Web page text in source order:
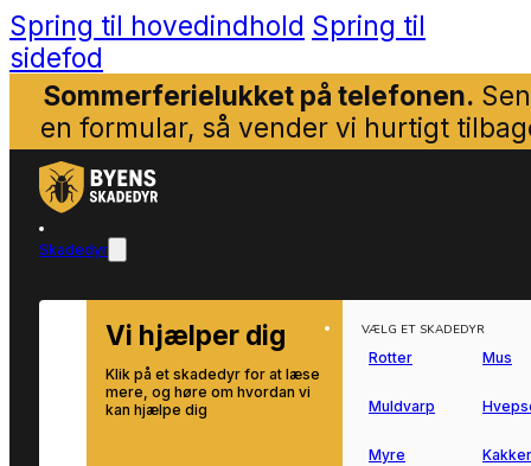
Spring til hovedindhold Spring til
sidefod
Sommerferielukket på telefonen.
en formular, så vender vi hurtigt
Skadedyr
Vi hjælper dig
Klik på et skadedyr for at læse
mere, og høre om hvordan vi
kan hjælpe dig
VÆLG ET SKADEDYR
Rotter Mus
Muldvarp
Myre